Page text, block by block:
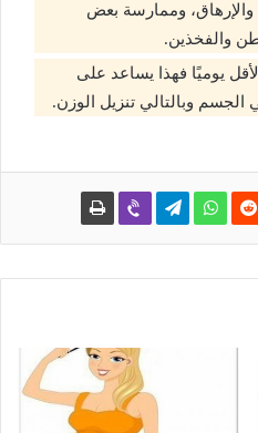
والإرهاق، وممارسة بعض
والفخذين.
يوميًا فهذا يساعد على
الجسم وبالتالي تنزيل الوزن.